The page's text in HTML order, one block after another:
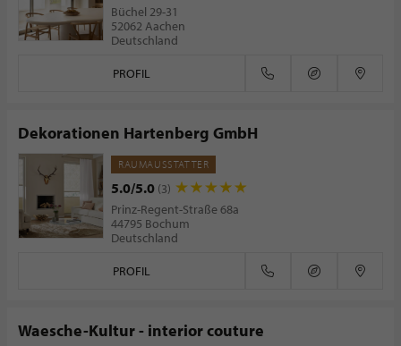
Büchel 29-31
52062 Aachen
Deutschland
PROFIL
Dekorationen Hartenberg GmbH
RAUMAUSSTATTER
5.0/5.0 (3)
Prinz-Regent-Straße 68a
44795 Bochum
Deutschland
PROFIL
Waesche-Kultur - interior couture